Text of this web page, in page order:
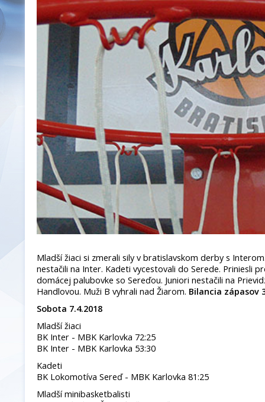
Mladší žiaci si zmerali sily v bratislavskom derby s
nestačili na Inter. Kadeti vycestovali do Serede. Priniesli
domácej palubovke so Sereďou. Juniori nestačili na
Handlovou. Muži B vyhrali nad Žiarom. Bilancia zápasov
Sobota 7.4.2018
Mladší žiaci
BK Inter - MBK Karlovka 72:25
BK Inter - MBK Karlovka 53:30
Kadeti
BK Lokomotíva Sereď - MBK Karlovka 81:25
Mladší minibasketbalisti